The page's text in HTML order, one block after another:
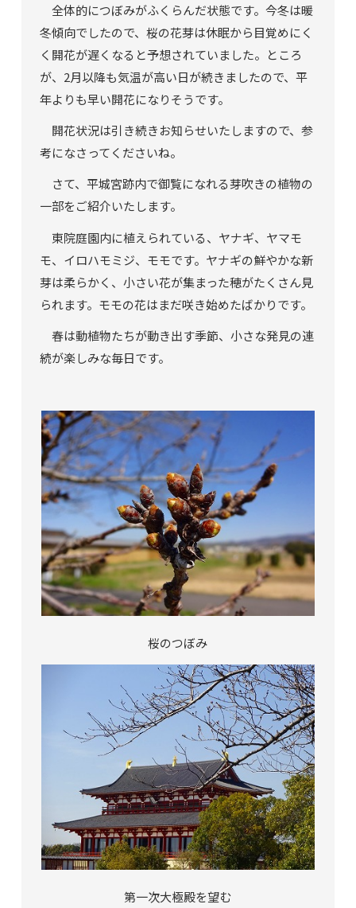
全体的につぼみがふくらんだ状態です。今冬は暖
冬傾向でしたので、桜の花芽は休眠から目覚めにく
く開花が遅くなると予想されていました。ところ
が、2月以降も気温が高い日が続きましたので、平
年よりも早い開花になりそうです。
開花状況は引き続きお知らせいたしますので、参
考になさってくださいね。
さて、平城宮跡内で御覧になれる芽吹きの植物の
一部をご紹介いたします。
東院庭園内に植えられている、ヤナギ、ヤマモ
モ、イロハモミジ、モモです。ヤナギの鮮やかな新
芽は柔らかく、小さい花が集まった穂がたくさん見
られます。モモの花はまだ咲き始めたばかりです。
春は動植物たちが動き出す季節、小さな発見の連
続が楽しみな毎日です。
桜のつぼみ
第一次大極殿を望む